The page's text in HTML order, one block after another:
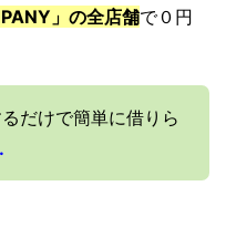
」の全店舗で０円
だけで簡単に借りら
.